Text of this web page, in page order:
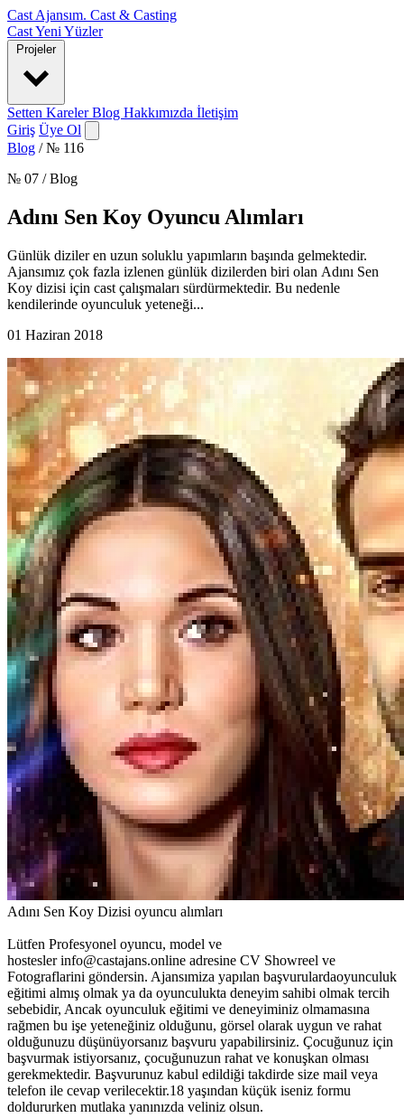
Cast Ajansım. Cast & Casting
CastYeni Yüzler
Projeler
Setten KarelerBlog Hakkımızda İletişim
Giriş Üye Ol
Blog / № 116
№ 07 / Blog
Adını Sen Koy Oyuncu Alımları
Günlük diziler en uzun soluklu yapımların başında gelmektedir.
Ajansımız çok fazla izlenen günlük dizilerden biri olan Adını Sen
Koy dizisi için cast çalışmaları sürdürmektedir. Bu nedenle
kendilerinde oyunculuk yeteneği...
01 Haziran 2018
Adını Sen Koy Dizisi oyuncu alımları
Lütfen Profesyonel oyuncu, model ve
hostesler info@castajans.online adresine CV Showreel ve
Fotograflarini göndersin. Ajansımiza yapılan başvurulardaoyunculuk
eğitimi almış olmak ya da oyunculukta deneyim sahibi olmak tercih
sebebidir, Ancak oyunculuk eğitimi ve deneyiminiz olmamasına
rağmen bu işe yeteneğiniz olduğunu, görsel olarak uygun ve rahat
olduğunuzu düşünüyorsanız başvuru yapabilirsiniz. Çocuğunuz için
başvurmak istiyorsanız, çocuğunuzun rahat ve konuşkan olması
gerekmektedir. Başvurunuz kabul edildiği takdirde size mail veya
telefon ile cevap verilecektir.18 yaşından küçük iseniz formu
doldururken mutlaka yanınızda veliniz olsun.